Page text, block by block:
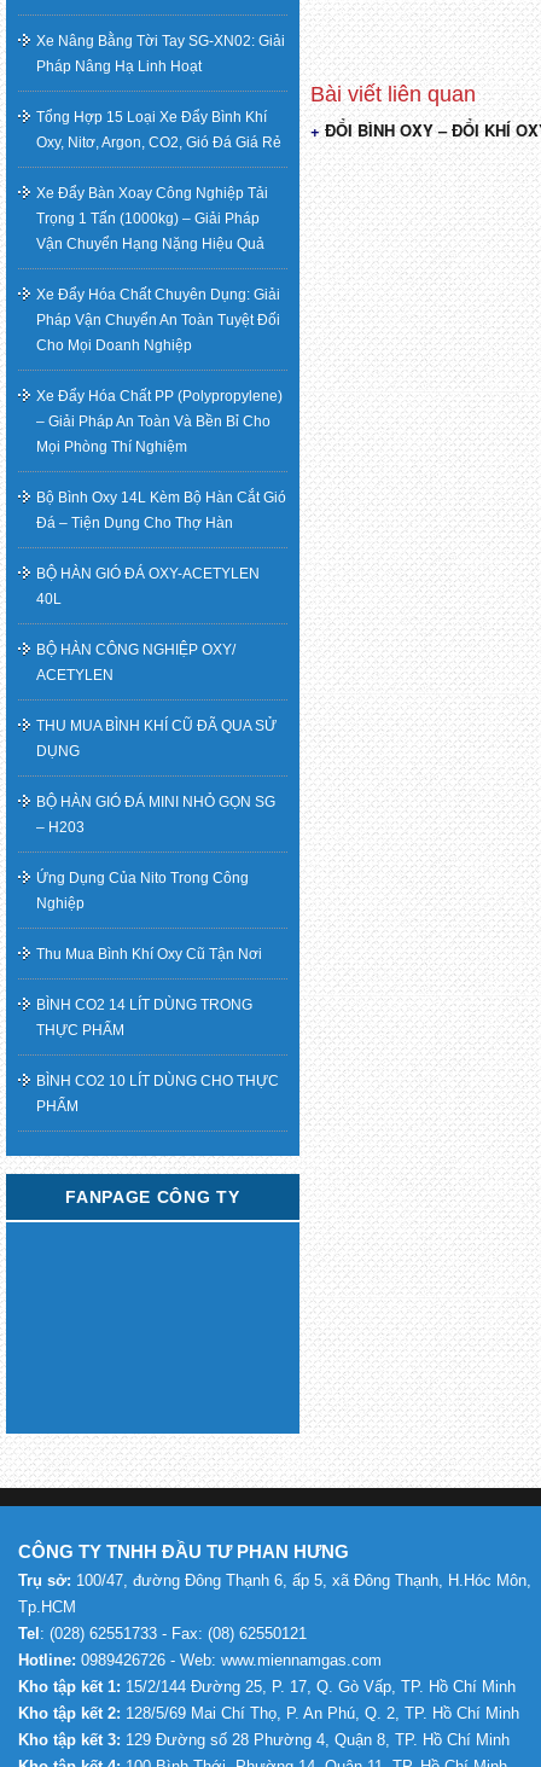
Điều
hướng
bài
viết
ĐỔI BÌNH OXY – ĐỔI KHÍ
Xe Nâng Bằng Tời Tay SG-XN02: Giải
Pháp Nâng Hạ Linh Hoạt
Tổng Hợp 15 Loại Xe Đẩy Bình Khí
Oxy, Nitơ, Argon, CO2, Gió Đá Giá Rẻ
Xe Đẩy Bàn Xoay Công Nghiệp Tải
Trọng 1 Tấn (1000kg) – Giải Pháp
Vận Chuyển Hạng Nặng Hiệu Quả
Xe Đẩy Hóa Chất Chuyên Dụng: Giải
Pháp Vận Chuyển An Toàn Tuyệt Đối
Cho Mọi Doanh Nghiệp
Xe Đẩy Hóa Chất PP (Polypropylene)
– Giải Pháp An Toàn Và Bền Bỉ Cho
Mọi Phòng Thí Nghiệm
Bộ Bình Oxy 14L Kèm Bộ Hàn Cắt Gió
Đá – Tiện Dụng Cho Thợ Hàn
BỘ HÀN GIÓ ĐÁ OXY-ACETYLEN
40L
BỘ HÀN CÔNG NGHIỆP OXY/
ACETYLEN
THU MUA BÌNH KHÍ CŨ ĐÃ QUA SỬ
DỤNG
BỘ HÀN GIÓ ĐÁ MINI NHỎ GỌN SG
– H203
Ứng Dụng Của Nito Trong Công
Nghiệp
Thu Mua Bình Khí Oxy Cũ Tận Nơi
BÌNH CO2 14 LÍT DÙNG TRONG
THỰC PHẨM
BÌNH CO2 10 LÍT DÙNG CHO THỰC
PHẨM
FANPAGE CÔNG TY
CÔNG TY TNHH ĐẦU TƯ PHAN HƯNG
Trụ sở: 100/47, đường Đông Thạnh 6, ấp 5, xã Đông Thạnh, H.Hóc Môn,
Tp.HCM
Tel : (028) 62551733 - Fax: (08) 62550121
Hotline: 0989426726 - Web: www.miennamgas.com
Kho tập kết 1: 15/2/144 Đường 25, P. 17, Q. Gò Vấp, TP. Hồ Chí Minh
Kho tập kết 2: 128/5/69 Mai Chí Thọ, P. An Phú, Q. 2, TP. Hồ Chí Minh
Kho tập kết 3: 129 Đường số 28 Phường 4, Quận 8, TP. Hồ Chí Minh